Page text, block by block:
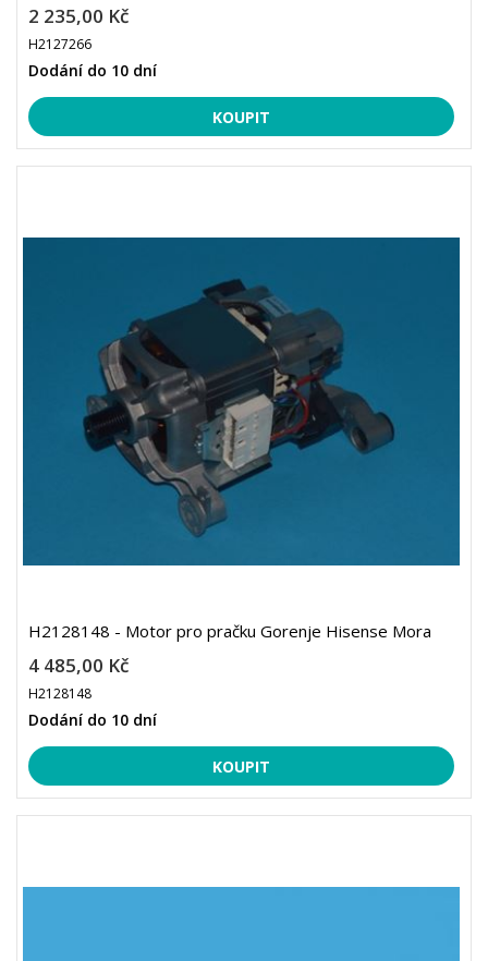
2 235,00 Kč
H2127266
Dodání do 10 dní
H2128148 - Motor pro pračku Gorenje Hisense Mora
4 485,00 Kč
H2128148
Dodání do 10 dní